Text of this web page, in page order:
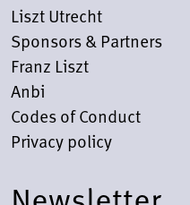
Liszt Utrecht
Sponsors & Partners
Franz Liszt
Anbi
Codes of Conduct
Privacy policy